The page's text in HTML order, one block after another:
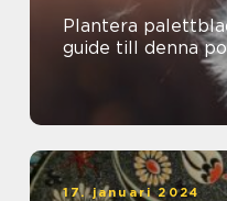
Plantera
guide till denna
17. januari 2024